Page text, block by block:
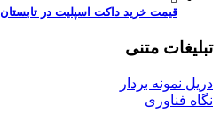
قیمت خرید داکت اسپلیت در تابستان ۱۴۰۵
تبلیغات متنی
دریل نمونه بردار
نگاه فناوری